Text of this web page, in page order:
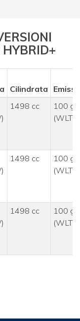
Cilindrata
1498 cc
100 g/
(WLTP)
1498 cc
100 g/
(WLTP)
1498 cc
100 g/
(WLTP)